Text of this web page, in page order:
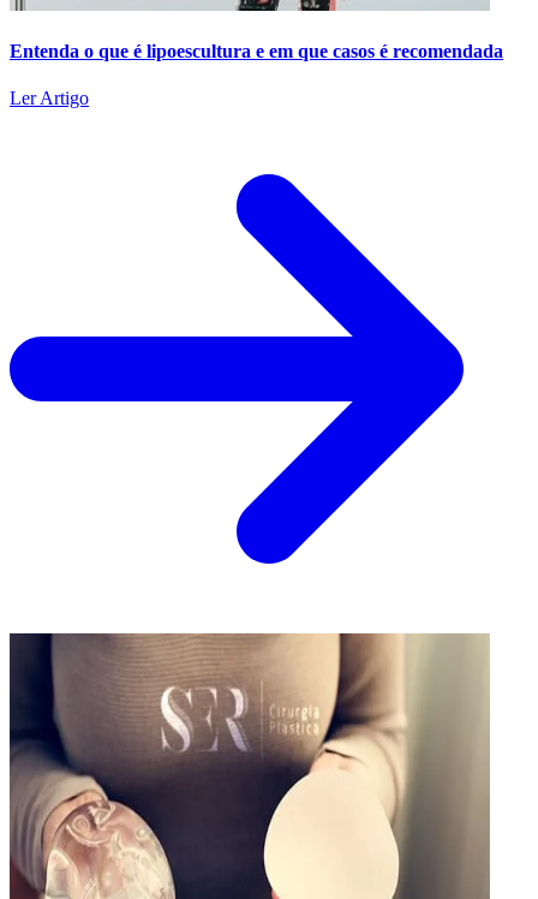
Entenda o que é lipoescultura e em que casos é recomendada
Ler Artigo